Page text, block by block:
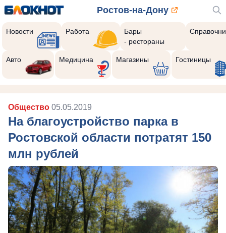
Ростов-на-Дону
Новости Работа
Бары
- рестораны
Авто Медицина Магазины Гостиницы
Общество 05.05.2019
На благоустройство парка в
Ростовской области потратят 150
млн рублей